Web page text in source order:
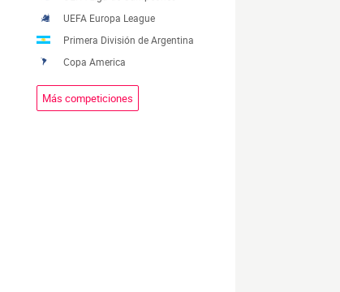
UEFA Europa League
Primera División de Argentina
Copa America
Más competiciones